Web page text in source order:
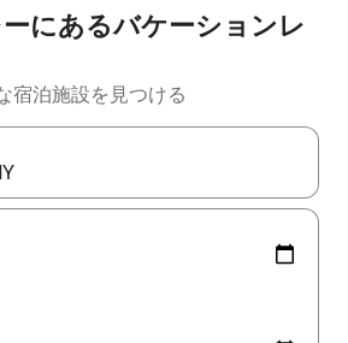
にあるバケーションレ
宿泊施設を見つける
たら、上下の矢印キーを使って移動するか